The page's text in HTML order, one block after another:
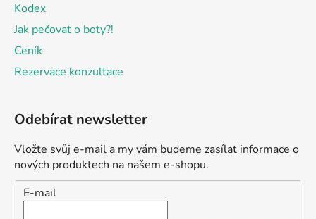
Kodex
Jak pečovat o boty?!
Ceník
Rezervace konzultace
Odebírat newsletter
Vložte svůj e-mail a my vám budeme zasílat informace o
nových produktech na našem e-shopu.
E-mail